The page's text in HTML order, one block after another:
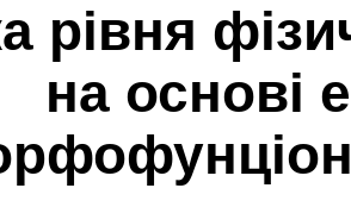
рівня
на основі